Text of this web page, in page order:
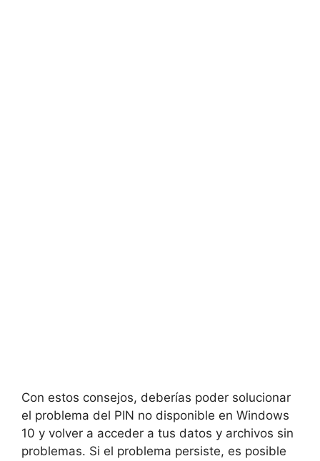
Con estos consejos, deberías poder solucionar
el problema del PIN no disponible en Windows
10 y volver a acceder a tus datos y archivos sin
problemas. Si el problema persiste, es posible